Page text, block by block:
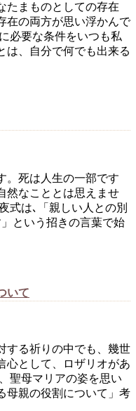
たまものとしての存在
在の両方が思い浮かんで
必要な条件をいつも私
は、自分で何でも出来る
。死は人生の一部です
然なこととは思えませ
式は､「親しい人との別
という招きの言葉で始
いて
する祈りの中でも、幾世
心として、ロザリオがあ
聖母マリアの姿を思い
母親の役割について」考